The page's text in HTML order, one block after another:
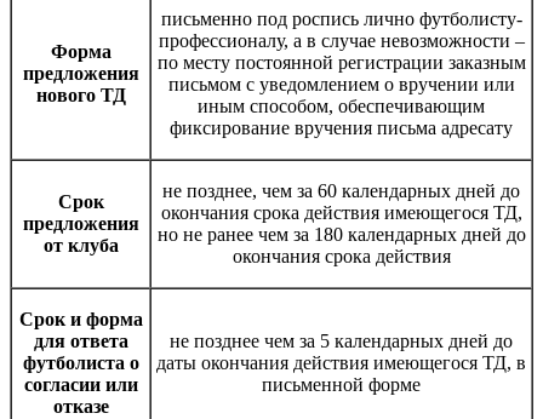
Форма
предложения
нового ТД
письменно под роспись лично футболисту-
профессионалу, а в случае невозможности –
по месту постоянной регистрации заказным
письмом с уведомлением о вручении или
иным способом, обеспечивающим
фиксирование вручения письма адресату
Срок
предложения
от клуба
не позднее, чем за 60 календарных дней до
окончания срока действия имеющегося ТД,
но не ранее чем за 180 календарных дней до
окончания срока действия
Срок и форма
для ответа
футболиста о
согласии или
отказе
не позднее чем за 5 календарных дней до
даты окончания действия имеющегося ТД, в
письменной форме